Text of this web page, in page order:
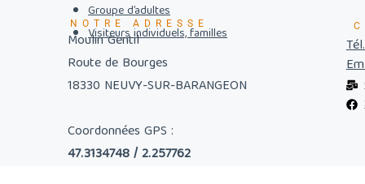
Groupe d’adultes
Visiteurs individuels, familles
NOTRE ADRESSE
Moulin Gentil
Route de Bourges
18330 NEUVY-SUR-BARANGEON
Coordonnées GPS :
47.3134748 / 2.257762